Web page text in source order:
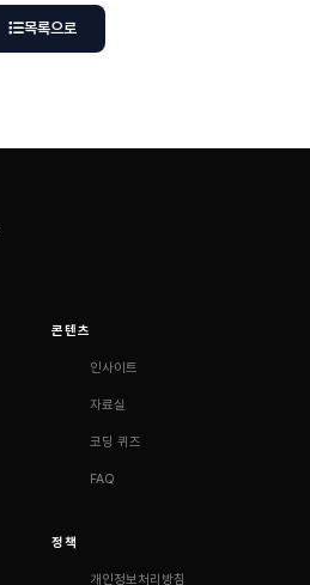
목록으로
콘텐츠
인사이트
자료실
코딩 퀴즈
FAQ
정책
개인정보처리방침